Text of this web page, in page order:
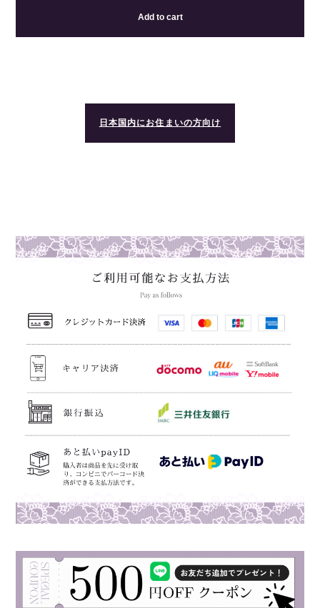
Add to cart
日本国内にお住まいの方向け